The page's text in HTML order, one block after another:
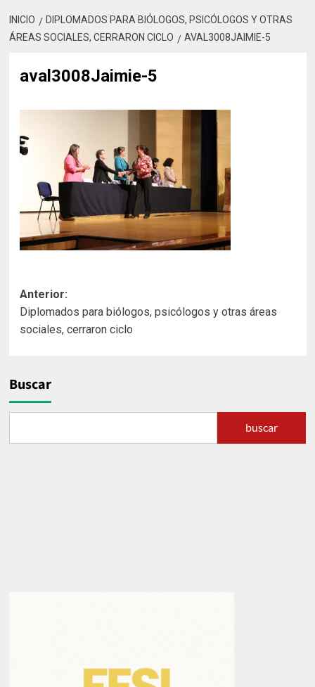
INICIO
DIPLOMADOS PARA BIÓLOGOS, PSICÓLOGOS Y OTRAS
ÁREAS SOCIALES, CERRARON CICLO
AVAL3008JAIMIE-5
aval3008Jaimie-5
Navegación
de
entradas
Anterior:
Diplomados para biólogos, psicólogos y otras áreas
sociales, cerraron ciclo
Buscar
buscar